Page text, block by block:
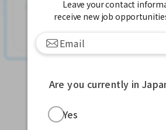
တင်ထားတယ်။ လွန်ခဲ့တဲ့ ၂ ပတ်လောက်ကပါ။
Jobs For Foreigners
Leave your contact
receive new job
Are you currently in
Yes